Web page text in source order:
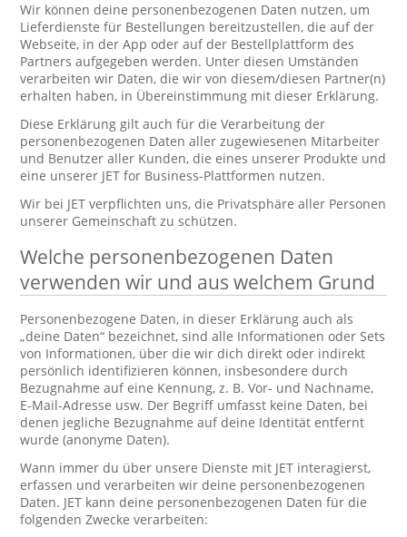
Wir können deine personenbezogenen Daten nutzen, um
Lieferdienste für Bestellungen bereitzustellen, die auf der
Webseite, in der App oder auf der Bestellplattform des
Partners aufgegeben werden. Unter diesen Umständen
verarbeiten wir Daten, die wir von diesem/diesen Partner(n)
erhalten haben, in Übereinstimmung mit dieser Erklärung.
Diese Erklärung gilt auch für die Verarbeitung der
personenbezogenen Daten aller zugewiesenen Mitarbeiter
und Benutzer aller Kunden, die eines unserer Produkte und
eine unserer JET for Business-Plattformen nutzen.
Wir bei JET verpflichten uns, die Privatsphäre aller Personen
unserer Gemeinschaft zu schützen.
Welche personenbezogenen Daten
verwenden wir und aus welchem Grund
Personenbezogene Daten, in dieser Erklärung auch als
„deine Daten“ bezeichnet, sind alle Informationen oder Sets
von Informationen, über die wir dich direkt oder indirekt
persönlich identifizieren können, insbesondere durch
Bezugnahme auf eine Kennung, z. B. Vor- und Nachname,
E-Mail-Adresse usw. Der Begriff umfasst keine Daten, bei
denen jegliche Bezugnahme auf deine Identität entfernt
wurde (anonyme Daten).
Wann immer du über unsere Dienste mit JET interagierst,
erfassen und verarbeiten wir deine personenbezogenen
Daten. JET kann deine personenbezogenen Daten für die
folgenden Zwecke verarbeiten: